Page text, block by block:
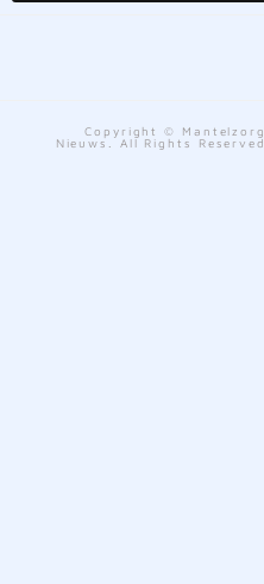
Copyright © Mantelzorg
Nieuws. All Rights Reserved